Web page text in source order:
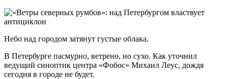
Небо над городом затянут густые облака.
В Петербурге пасмурно, ветрено, но сухо. Как уточнил
ведущий синоптик центра «Фобос» Михаил Леус, дождя
сегодня в городе не будет.